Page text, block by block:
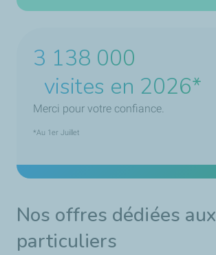
3 870 200
visites en 2026*
Merci pour votre confiance.
*Au 1er Juillet
Nos offres dédiées aux
particuliers